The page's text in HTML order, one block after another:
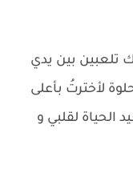
تلعبين بين يدي
لأخترتُ بأعلى
لقلبي و